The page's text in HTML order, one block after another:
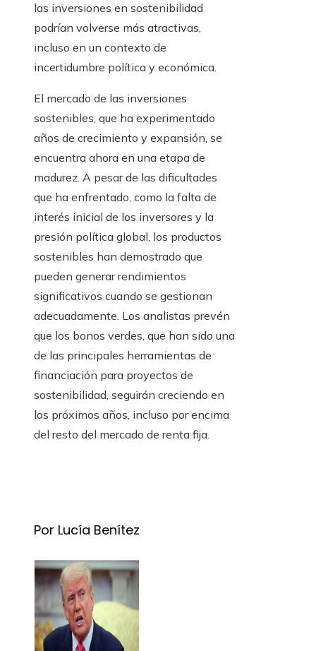
las inversiones en sostenibilidad
podrían volverse más atractivas,
incluso en un contexto de
incertidumbre política y económica.
El mercado de las inversiones
sostenibles, que ha experimentado
años de crecimiento y expansión, se
encuentra ahora en una etapa de
madurez. A pesar de las dificultades
que ha enfrentado, como la falta de
interés inicial de los inversores y la
presión política global, los productos
sostenibles han demostrado que
pueden generar rendimientos
significativos cuando se gestionan
adecuadamente. Los analistas prevén
que los bonos verdes, que han sido una
de las principales herramientas de
financiación para proyectos de
sostenibilidad, seguirán creciendo en
los próximos años, incluso por encima
del resto del mercado de renta fija.
Por Lucía Benítez